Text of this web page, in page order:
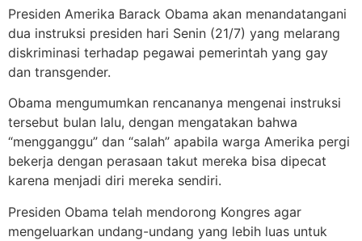
Presiden Amerika Barack Obama akan menandatangani
dua instruksi presiden hari Senin (21/7) yang melarang
diskriminasi terhadap pegawai pemerintah yang gay
dan transgender.
Obama mengumumkan rencananya mengenai instruksi
tersebut bulan lalu, dengan mengatakan bahwa
“mengganggu” dan “salah” apabila warga Amerika pergi
bekerja dengan perasaan takut mereka bisa dipecat
karena menjadi diri mereka sendiri.
Presiden Obama telah mendorong Kongres agar
mengeluarkan undang-undang yang lebih luas untuk